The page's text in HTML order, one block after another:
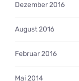
Dezember 2016
August 2016
Februar 2016
Mai 2014